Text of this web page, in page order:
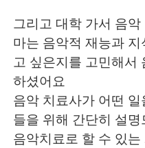
Türkçe
Português
그리고 대학 가서 음
마는 음악적 재능과
고 싶은지를 고민해서
하셨어요
음악 치료사가 어떤
들을 위해 간단히 설명
음악치료로 할 수 있